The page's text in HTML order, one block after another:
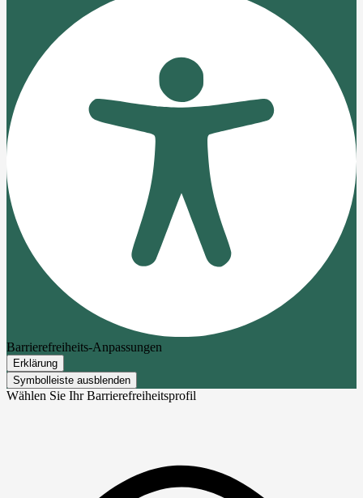
Barrierefreiheits-Anpassungen
Erklärung
Symbolleiste ausblenden
Wählen Sie Ihr Barrierefreiheitsprofil